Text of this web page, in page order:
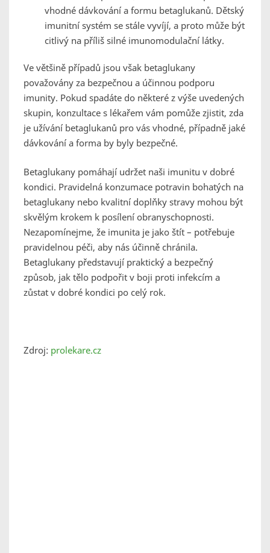
vhodné dávkování a formu betaglukanů. Dětský
imunitní systém se stále vyvíjí, a proto může být
citlivý na příliš silné imunomodulační látky.
Ve většině případů jsou však betaglukany
považovány za bezpečnou a účinnou podporu
imunity. Pokud spadáte do některé z výše uvedených
skupin, konzultace s lékařem vám pomůže zjistit, zda
je užívání betaglukanů pro vás vhodné, případně jaké
dávkování a forma by byly bezpečné.
Betaglukany pomáhají udržet naši imunitu v dobré
kondici. Pravidelná konzumace potravin bohatých na
betaglukany nebo kvalitní doplňky stravy mohou být
skvělým krokem k posílení obranyschopnosti.
Nezapomínejme, že imunita je jako štít – potřebuje
pravidelnou péči, aby nás účinně chránila.
Betaglukany představují praktický a bezpečný
způsob, jak tělo podpořit v boji proti infekcím a
zůstat v dobré kondici po celý rok.
Zdroj: prolekare.cz